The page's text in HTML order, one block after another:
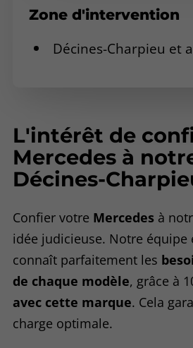
Zone d'intervention
Décines-Charpieu et
L'intérêt de
Mercedes à
Décines-
Confier votre Mercedes à
idée judicieuse. Notre équipe
connaît parfaitement les
de chaque modèle, grâce à
avec cette marque. Cela
charge optimale.